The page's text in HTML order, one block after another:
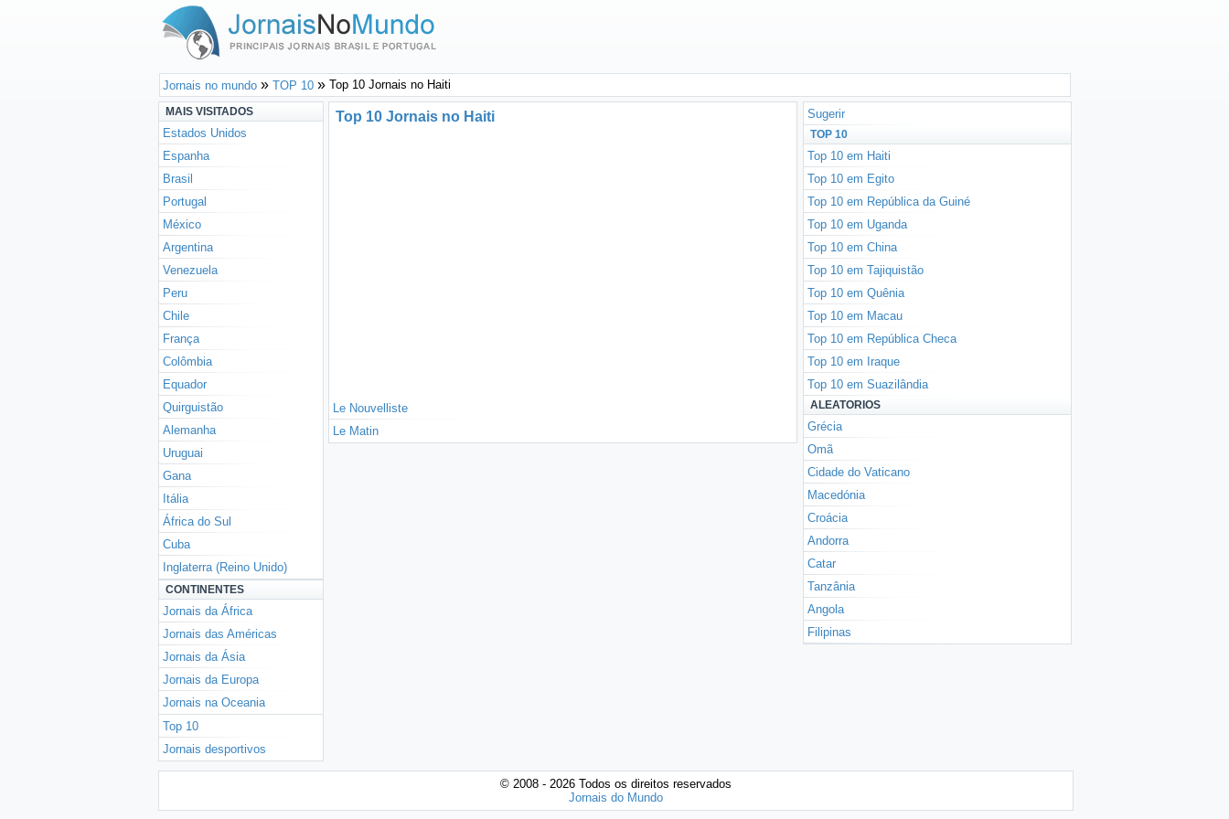
Jornais no mundo TOP 10 Top 10 Jornais no Haiti
Top 10 Jornais no Haiti
Le Nouvelliste
Le Matin
MAIS VISITADOS
Estados Unidos
Espanha
Brasil
Portugal
México
Argentina
Venezuela
Peru
Chile
França
Colômbia
Equador
Quirguistão
Alemanha
Uruguai
Gana
Itália
África do Sul
Cuba
Inglaterra (Reino Unido)
CONTINENTES
Jornais da África
Jornais das Américas
Jornais da Ásia
Jornais da Europa
Jornais na Oceania
Top 10
Jornais desportivos
Sugerir
TOP 10
Top 10 em Haiti
Top 10 em Egito
Top 10 em República da Guiné
Top 10 em Uganda
Top 10 em China
Top 10 em Tajiquistão
Top 10 em Quênia
Top 10 em Macau
Top 10 em República Checa
Top 10 em Iraque
Top 10 em Suazilândia
ALEATORIOS
Grécia
Omã
Cidade do Vaticano
Macedónia
Croácia
Andorra
Catar
Tanzânia
Angola
Filipinas
© 2008 - 2026 Todos os direitos reservados
Jornais do Mundo